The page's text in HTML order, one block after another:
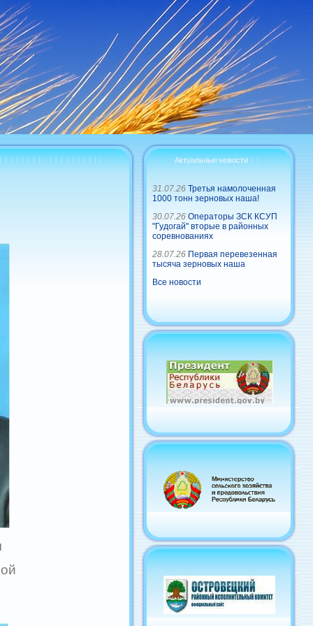
Актуальные новости
31.07.26 Третья намолоченная
1000 тонн зерновых наша!
30.07.26 Операторы ЗСК КСУП
"Гудогай" вторые в районных
соревнованиях
28.07.26 Первая перевезенная
тысяча зерновых наша
Все новости